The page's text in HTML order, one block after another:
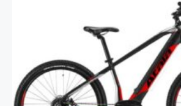
Produkt zum Warenkorb hinzugefügt.
0 Artikel - €